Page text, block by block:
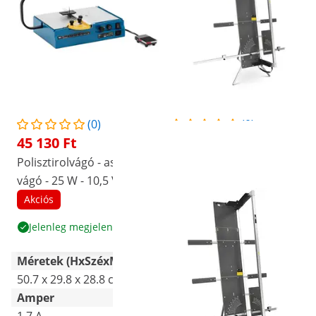
(0)
45 130 Ft
Polisztirolvágó - asztali
vágó - 25 W - 10,5 V
Akciós
Jelenleg megjelenített
(0)
állvány - támasztófelület
Népszerű
Termék megtekintése
Méretek (HxSzéxMa)
50.7 x 29.8 x 28.8 cm
115 x 148 x 187 cm
Amper